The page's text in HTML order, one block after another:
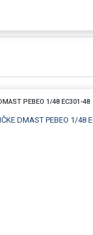
PEBEO 1/48 EC301-48